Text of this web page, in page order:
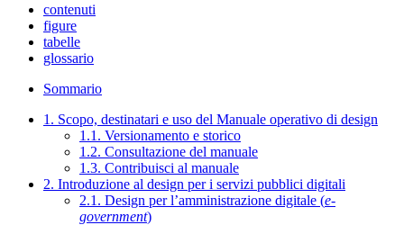
contenuti
figure
tabelle
glossario
Sommario
1. Scopo, destinatari e uso del Manuale operativo di design
1.1. Versionamento e storico
1.2. Consultazione del manuale
1.3. Contribuisci al manuale
2. Introduzione al design per i servizi pubblici digitali
2.1. Design per l’amministrazione digitale (e-
government)